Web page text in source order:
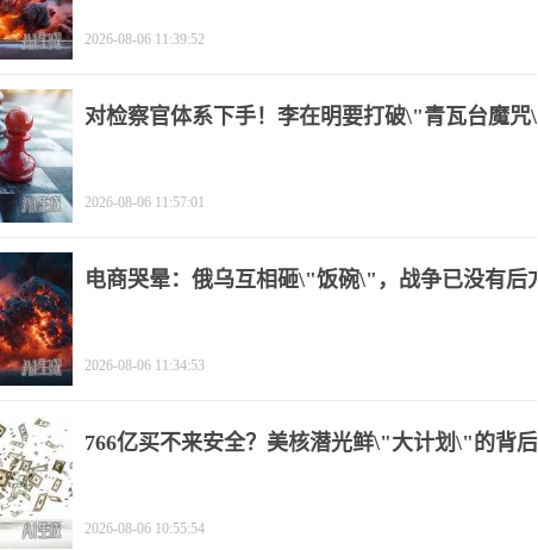
2026-08-06 11:39:52
对检察官体系下手！李在明要打破\"青瓦台魔咒\"
2026-08-06 11:57:01
电商哭晕：俄乌互相砸\"饭碗\"，战争已没有后方
2026-08-06 11:34:53
766亿买不来安全？美核潜光鲜\"大计划\"的背后
2026-08-06 10:55:54